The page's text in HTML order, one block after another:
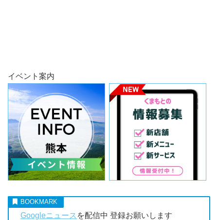
イベント案内
Googleニュース を配信中 登録お願いします